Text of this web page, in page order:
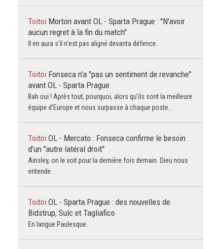
Toitoi Morton avant OL - Sparta Prague : "N'avoir
aucun regret à la fin du match"
Il en aura s'il n'est pas aligné devanta défence.
Toitoi Fonseca n'a "pas un sentiment de revanche"
avant OL - Sparta Prague
Bah oui ! Après tout, pourquoi, alors qu'ils sont la meilleure
équipe d'Europe et nous surpasse à chaque poste...
Toitoi OL - Mercato : Fonseca confirme le besoin
d’un "autre latéral droit"
Ainsley, on le voit pour la dernière fois demain. Dieu nous
entende.
Toitoi OL - Sparta Prague : des nouvelles de
Bidstrup, Sulc et Tagliafico
En langue Paulesque.